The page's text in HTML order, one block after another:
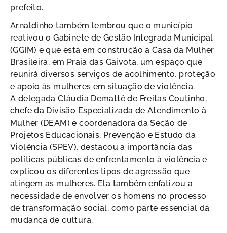
prefeito.
Arnaldinho também lembrou que o município
reativou o Gabinete de Gestão Integrada Municipal
(GGIM) e que está em construção a Casa da Mulher
Brasileira, em Praia das Gaivota, um espaço que
reunirá diversos serviços de acolhimento, proteção
e apoio às mulheres em situação de violência.
A delegada Cláudia Demattê de Freitas Coutinho,
chefe da Divisão Especializada de Atendimento à
Mulher (DEAM) e coordenadora da Seção de
Projetos Educacionais, Prevenção e Estudo da
Violência (SPEV), destacou a importância das
políticas públicas de enfrentamento à violência e
explicou os diferentes tipos de agressão que
atingem as mulheres. Ela também enfatizou a
necessidade de envolver os homens no processo
de transformação social, como parte essencial da
mudança de cultura.